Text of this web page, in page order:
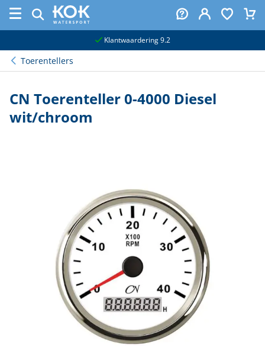
Klantwaardering 9.2
Toerentellers
CN Toerenteller 0-4000 Diesel
wit/chroom